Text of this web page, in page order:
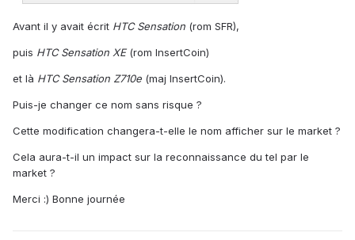
Avant il y avait écrit HTC Sensation (rom SFR),
puis HTC Sensation XE(rom InsertCoin)
et là HTC Sensation Z710e (maj InsertCoin).
Puis-je changer ce nom sans risque ?
Cette modification changera-t-elle le nom afficher sur le market ?
Cela aura-t-il un impact sur la reconnaissance du tel par le
market ?
Merci :) Bonne journée